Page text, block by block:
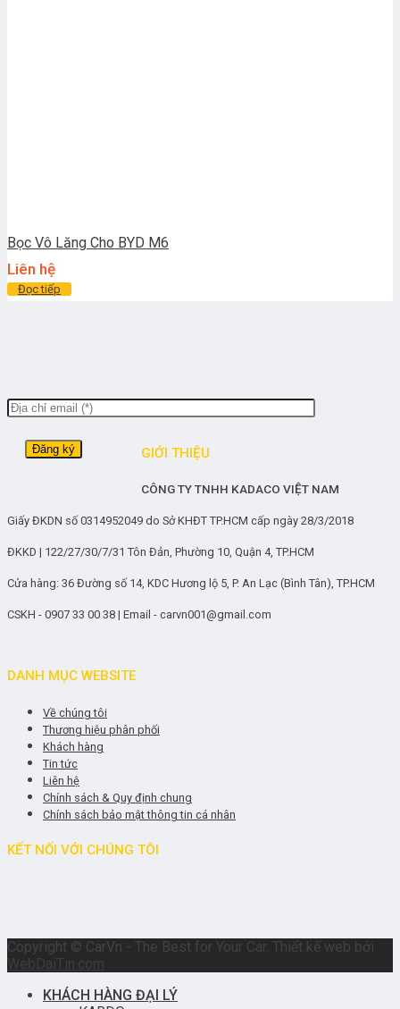
Bọc Vô Lăng Cho BYD M6
Liên hệ
Đọc tiếp
GIỚI THIỆU
CÔNG TY TNHH KADACO VIỆT NAM
Giấy ĐKDN số 0314952049 do Sở KHĐT TP.HCM cấp ngày 28/3/2018
ĐKKD | 122/27/30/7/31 Tôn Đản, Phường 10, Quận 4, TP.HCM
Cửa hàng: 36 Đường số 14, KDC Hương lộ 5, P. An Lạc (Bình Tân), TP.HCM
CSKH - 0907 33 00 38 | Email - carvn001@gmail.com
DANH MỤC WEBSITE
Về chúng tôi
Thương hiệu phân phối
Khách hàng
Tin tức
Liên hệ
Chính sách & Quy định chung
Chính sách bảo mật thông tin cá nhân
KẾT NỐI VỚI CHÚNG TÔI
Copyright © CarVn - The Best for Your Car. Thiết kế web bởi
WebDaiTin.com
KHÁCH HÀNG ĐẠI LÝ